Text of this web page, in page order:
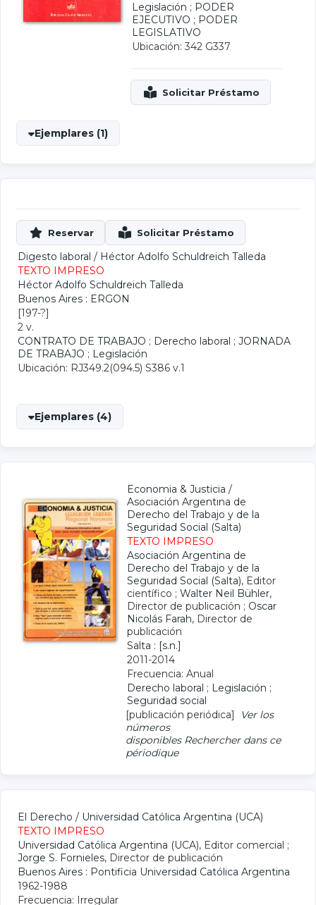
Legislación ; PODER
EJECUTIVO ; PODER
LEGISLATIVO
Ubicación: 342 G337
Ejemplares (1)
Digesto laboral / Héctor Adolfo Schuldreich Talleda
TEXTO IMPRESO
Héctor Adolfo Schuldreich Talleda
Buenos Aires : ERGON
[197-?]
2 v.
CONTRATO DE TRABAJO ; Derecho laboral ; JORNADA
DE TRABAJO ; Legislación
Ubicación: RJ349.2(094.5) S386 v.1
Ejemplares (4)
Economia & Justicia /
Asociación Argentina de
Derecho del Trabajo y de la
Seguridad Social (Salta)
TEXTO IMPRESO
Asociación Argentina de
Derecho del Trabajo y de la
Seguridad Social (Salta), Editor
científico ; Walter Neil Bühler,
Director de publicación ; Oscar
Nicolás Farah, Director de
publicación
Salta : [s.n.]
2011-2014
Frecuencia: Anual
Derecho laboral ; Legislación ;
Seguridad social
[publicación periódica]
Ver los
números
disponibles Rechercher dans ce
périodique
El Derecho / Universidad Católica Argentina (UCA)
TEXTO IMPRESO
Universidad Católica Argentina (UCA), Editor comercial ;
Jorge S. Fornieles, Director de publicación
Buenos Aires : Pontificia Universidad Católica Argentina
1962-1988
Frecuencia: Irregular